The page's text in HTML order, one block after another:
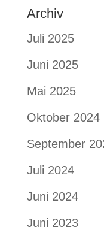
Archiv
Juli 2025
Juni 2025
Mai 2025
Oktober 2024
September
Juli 2024
Juni 2024
Juni 2023